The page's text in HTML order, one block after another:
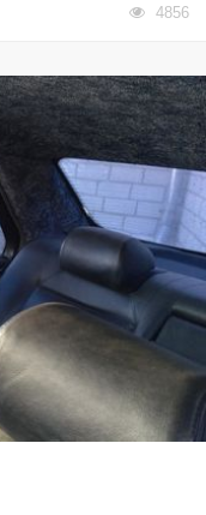
4856